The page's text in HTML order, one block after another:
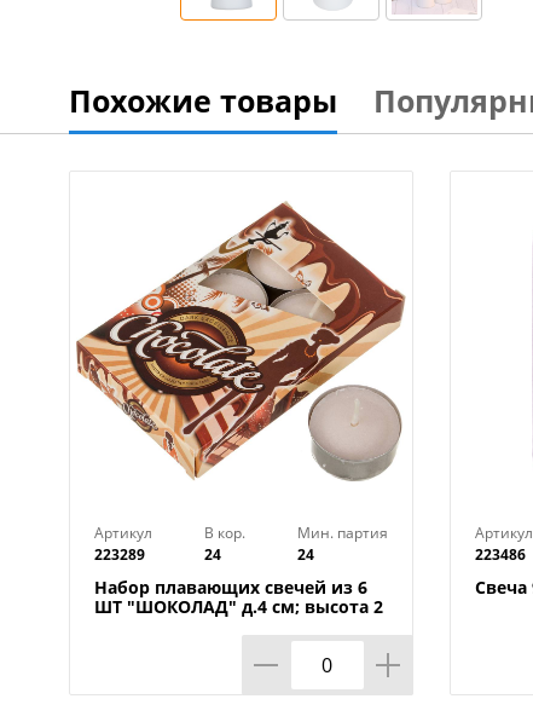
Похожие товары
Артикул
223289
В кор.
24
Мин. партия
24
Набор плавающих свечей из 6
ШТ "ШОКОЛАД" д.4 см; высота 2
Артикул
223486
Свеча